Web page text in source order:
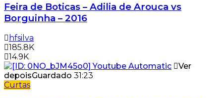
Feira de Boticas – Adilia de Arouca vs
Borguinha – 2016
hfsilva
185.8K
14.9K
Ver
depoisGuardado 31:23
Curtas